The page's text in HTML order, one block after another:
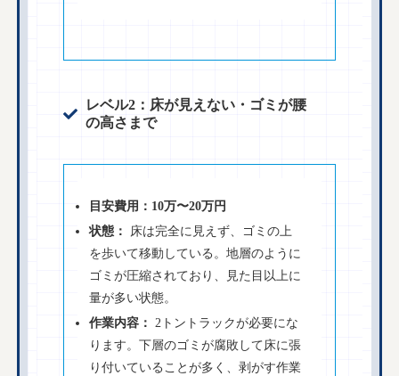
レベル2：床が見えない・ゴミが腰
の高さまで
目安費用：10万〜20万円
状態：
床は完全に見えず、ゴミの上
を歩いて移動している。地層のように
ゴミが圧縮されており、見た目以上に
量が多い状態。
作業内容：
2トントラックが必要にな
ります。下層のゴミが腐敗して床に張
り付いていることが多く、剥がす作業